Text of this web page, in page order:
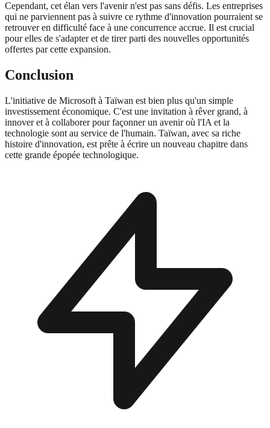
Cependant, cet élan vers l'avenir n'est pas sans défis. Les entreprises
qui ne parviennent pas à suivre ce rythme d'innovation pourraient se
retrouver en difficulté face à une concurrence accrue. Il est crucial
pour elles de s'adapter et de tirer parti des nouvelles opportunités
offertes par cette expansion.
Conclusion
L'initiative de Microsoft à Taïwan est bien plus qu'un simple
investissement économique. C'est une invitation à rêver grand, à
innover et à collaborer pour façonner un avenir où l'IA et la
technologie sont au service de l'humain. Taïwan, avec sa riche
histoire d'innovation, est prête à écrire un nouveau chapitre dans
cette grande épopée technologique.